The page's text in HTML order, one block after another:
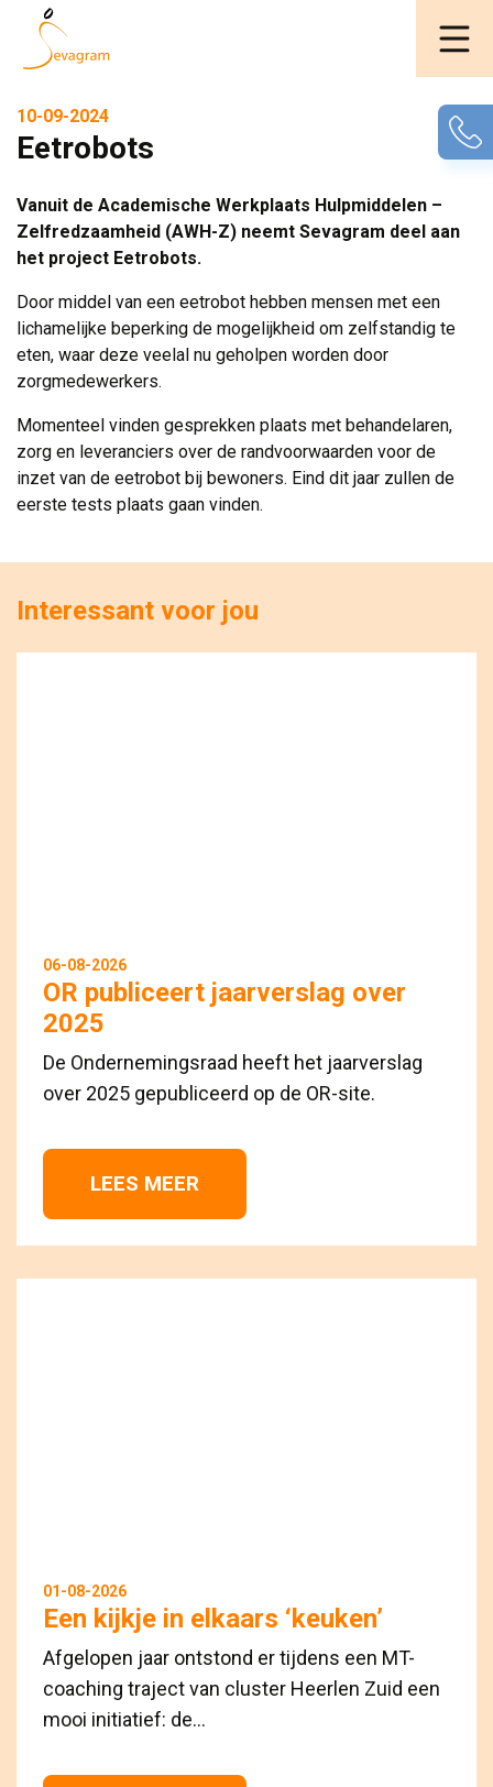
10-09-2024
Eetrobots
Vanuit de Academische Werkplaats Hulpmiddelen –
Zelfredzaamheid (AWH-Z) neemt Sevagram deel aan
het project Eetrobots.
Door middel van een eetrobot hebben mensen met een
lichamelijke beperking de mogelijkheid om zelfstandig te
eten, waar deze veelal nu geholpen worden door
zorgmedewerkers.
Momenteel vinden gesprekken plaats met behandelaren,
zorg en leveranciers over de randvoorwaarden voor de
inzet van de eetrobot bij bewoners. Eind dit jaar zullen de
eerste tests plaats gaan vinden.
Interessant voor jou
06-08-2026
OR publiceert jaarverslag over
2025
De Ondernemingsraad heeft het jaarverslag
over 2025 gepubliceerd op de OR-site.
LEES MEER
01-08-2026
Een kijkje in elkaars ‘keuken’
Afgelopen jaar ontstond er tijdens een MT-
coaching traject van cluster Heerlen Zuid een
mooi initiatief: de...